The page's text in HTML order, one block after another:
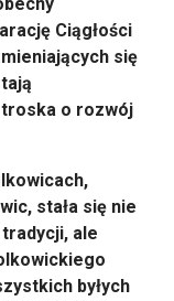
Ciągłości
się
o rozwój
stała się nie
ale
byłych